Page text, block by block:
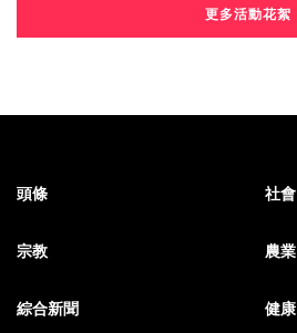
更多活動花絮
頭條 社會
宗教 農業
綜合新聞 健康